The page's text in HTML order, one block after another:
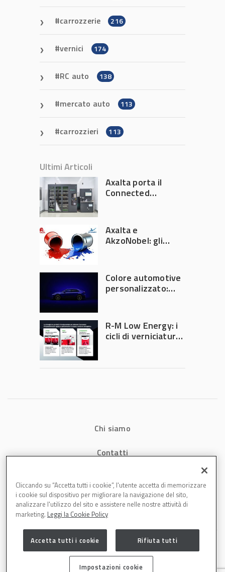
carrozzerie 216
vernici 174
RC auto 138
mercato auto 113
carrozzieri 113
Ultimi Articoli
Axalta porta il
Connected
Automechanika
Frankfurt 2026
Axalta e
AkzoNobel: gli
Colore automotive
personalizzato:
diventa ingegneria
di precisione
R-M Low Energy: i
cicli di verniciatura
tempi e costi in
Chi siamo
Contatti
Cookies
Cliccando su “Accetta tutti i cookie”, l'utente accetta di memorizzare
i cookie sul dispositivo per migliorare la navigazione del sito,
analizzare l'utilizzo del sito e assistere nelle nostre attività di
marketing. Leggi la Cookie Policy
Accetta tutti i cookie Rifiuta tutti
Impostazioni cookie